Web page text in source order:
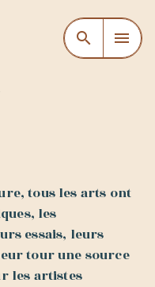
CONTENU
search menu
tous les arts ont
les
essais, leurs
tour une source
les artistes